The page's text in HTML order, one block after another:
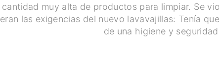
cantidad muy alta de productos para limpiar. Se
eran las exigencias del nuevo lavavajillas: Tenía
de una higiene y